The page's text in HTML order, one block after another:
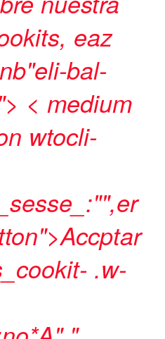
eaz
bal-
< medium
wtocli-
.w-